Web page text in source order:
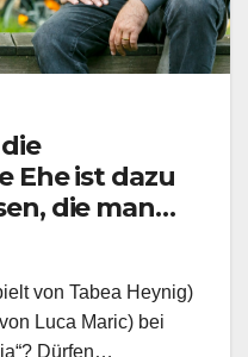
Ehe ist dazu
die man
so Luca
von Tabea Heynig)
Luca Maric) bei
Dürfen…